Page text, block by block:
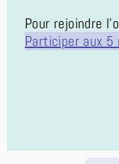
Pour rejoindre
Participer aux 5